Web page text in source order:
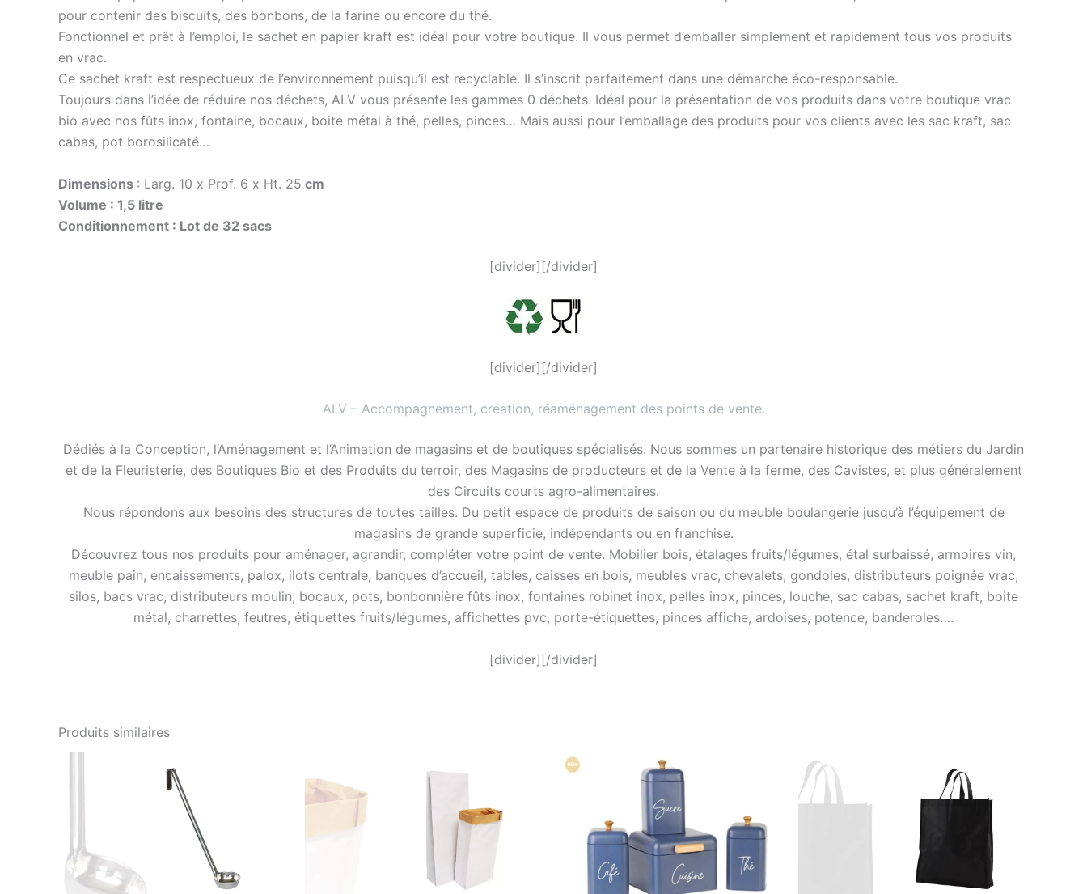
pour contenir des biscuits, des bonbons, de la farine ou encore du thé.
Fonctionnel et prêt à l’emploi, le sachet en papier kraft est idéal pour votre boutique. Il vous permet d’emballer simplement et rapidement tous vos produits
en vrac.
Ce sachet kraft est respectueux de l’environnement puisqu’il est recyclable. Il s’inscrit parfaitement dans une démarche éco-responsable.
Toujours dans l’idée de réduire nos déchets, ALV vous présente les gammes 0 déchets. Idéal pour la présentation de vos produits dans votre boutique vrac
bio avec nos fûts inox, fontaine, bocaux, boite métal à thé, pelles, pinces… Mais aussi pour l’emballage des produits pour vos clients avec les sac kraft, sac
cabas, pot borosilicaté…
Dimensions : Larg. 10 x Prof. 6 x Ht. 25 cm
Volume : 1,5 litre
Conditionnement : Lot de 32 sacs
[divider][/divider]
[divider][/divider]
ALV – Accompagnement, création, réaménagement des points de vente.
Dédiés à la Conception, l’Aménagement et l’Animation de magasins et de boutiques spécialisés. Nous sommes un partenaire historique des métiers du Jardin
et de la Fleuristerie, des Boutiques Bio et des Produits du terroir, des Magasins de producteurs et de la Vente à la ferme, des Cavistes, et plus généralement
des Circuits courts agro-alimentaires.
Nous répondons aux besoins des structures de toutes tailles. Du petit espace de produits de saison ou du meuble boulangerie jusqu’à l’équipement de
magasins de grande superficie, indépendants ou en franchise.
Découvrez tous nos produits pour aménager, agrandir, compléter votre point de vente. Mobilier bois, étalages fruits/légumes, étal surbaissé, armoires vin,
meuble pain, encaissements, palox, ilots centrale, banques d’accueil, tables, caisses en bois, meubles vrac, chevalets, gondoles, distributeurs poignée vrac,
silos, bacs vrac, distributeurs moulin, bocaux, pots, bonbonnière fûts inox, fontaines robinet inox, pelles inox, pinces, louche, sac cabas, sachet kraft, boite
métal, charrettes, feutres, étiquettes fruits/légumes, affichettes pvc, porte-étiquettes, pinces affiche, ardoises, potence, banderoles….
[divider][/divider]
Produits similaires